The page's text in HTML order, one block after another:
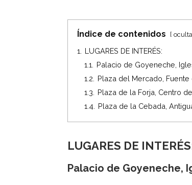
Índice de contenidos
1.
LUGARES DE INTERÉS:
1.1.
Palacio de Goyeneche,
1.2.
Plaza del Mercado,
1.3.
Plaza de la Forja, Centro
1.4. Plaza de la Cebada,
LUGARES DE
Palacio de Goyeneche,